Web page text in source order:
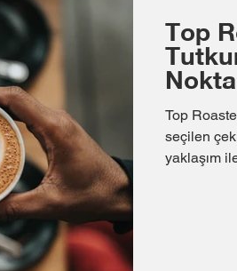
Top
Nokta
Top
seçilen
yaklaşım